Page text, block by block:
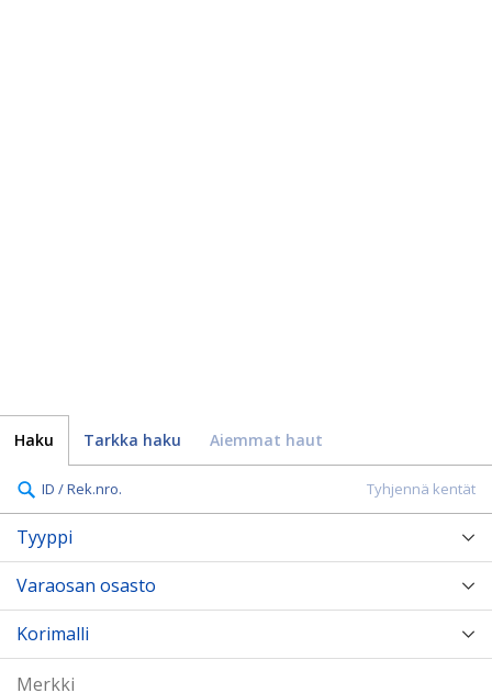
Haku Tarkka haku Aiemmat haut
Tyhjennä kentät
ID / Rek.nro.
Tyyppi
Varaosan osasto
Korimalli